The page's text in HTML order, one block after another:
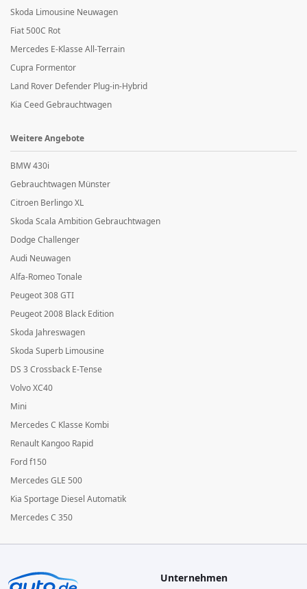
Skoda Limousine Neuwagen
Fiat 500C Rot
Mercedes E-Klasse All-Terrain
Cupra Formentor
Land Rover Defender Plug-in-Hybrid
Kia Ceed Gebrauchtwagen
Weitere Angebote
BMW 430i
Gebrauchtwagen Münster
Citroen Berlingo XL
Skoda Scala Ambition Gebrauchtwagen
Dodge Challenger
Audi Neuwagen
Alfa-Romeo Tonale
Peugeot 308 GTI
Peugeot 2008 Black Edition
Skoda Jahreswagen
Skoda Superb Limousine
DS 3 Crossback E-Tense
Volvo XC40
Mini
Mercedes C Klasse Kombi
Renault Kangoo Rapid
Ford f150
Mercedes GLE 500
Kia Sportage Diesel Automatik
Mercedes C 350
Unternehmen